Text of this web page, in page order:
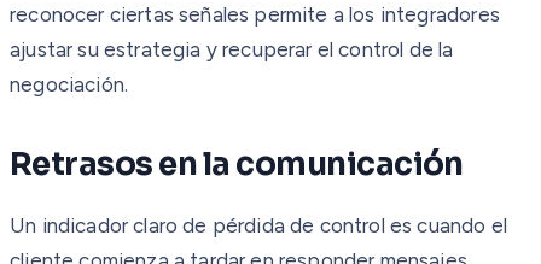
reconocer ciertas señales permite a los integradores
ajustar su estrategia y recuperar el control de la
negociación.
Retrasos en la comunicación
Un indicador claro de pérdida de control es cuando el